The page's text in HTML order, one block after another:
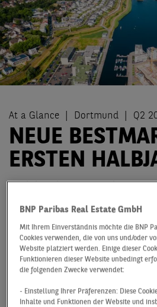
At a Glance Dortmund Q2
NEUE
ERSTEN
Nachdem der Dortmunder
verzeichnen hatte, ist er in
gestartet. Der Flächenumsatz
nur über 150 % höher als im
sondern auch rund drei Viertel
Durchschnitt. Da verwundert es
bisherige Bestmarke von 2016
BNP Paribas Real Estate GmbH
Mit Ihrem Einverständnis möchte die BNP
Cookies verwenden, die von uns und/oder
Website platziert werden. Einige dieser
Funktionieren dieser Website unbedingt
die folgenden Zwecke verwendet:
- Einstellung Ihrer Präferenzen: Diese
Inhalte und Funktionen der Website und